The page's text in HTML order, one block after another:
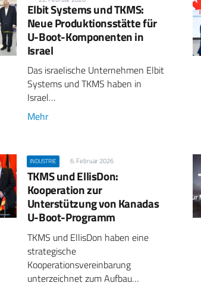
Elbit Systems und TKMS:
Neue Produktionsstätte für
U-Boot-Komponenten in
Israel
Das israelische Unternehmen Elbit
Systems und TKMS haben in
Israel…
Mehr
INDUSTRIE 6. Februar 2026
TKMS und EllisDon:
Kooperation zur
Unterstützung von Kanadas
U-Boot-Programm
TKMS und EllisDon haben eine
strategische
Kooperationsvereinbarung
unterzeichnet zum Aufbau…